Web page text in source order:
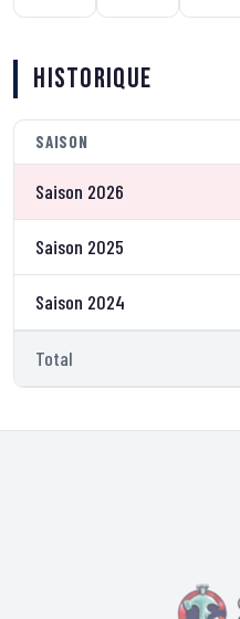
Historique
SAISON
Saison 2026
Saison 2025
Saison 2024
Total